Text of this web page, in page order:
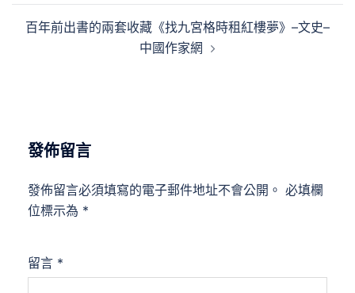
百年前出書的兩套收藏《找九宮格時租紅樓夢》–文史–
中國作家網
發佈留言
發佈留言必須填寫的電子郵件地址不會公開。 必填欄
位標示為 *
留言 *